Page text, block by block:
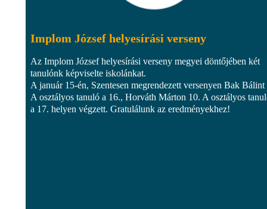
Implom József helyesírási verseny
Az Implom József helyesírási verseny megyei döntőjében két
tanulónk képviselte iskolánkat.
A január 15-én, Szentesen megrendezett versenyen Bak Bálint
A osztályos tanuló a 16., Horváth Márton 10. A osztályos
a 17. helyen végzett. Gratulálunk az eredményekhez!